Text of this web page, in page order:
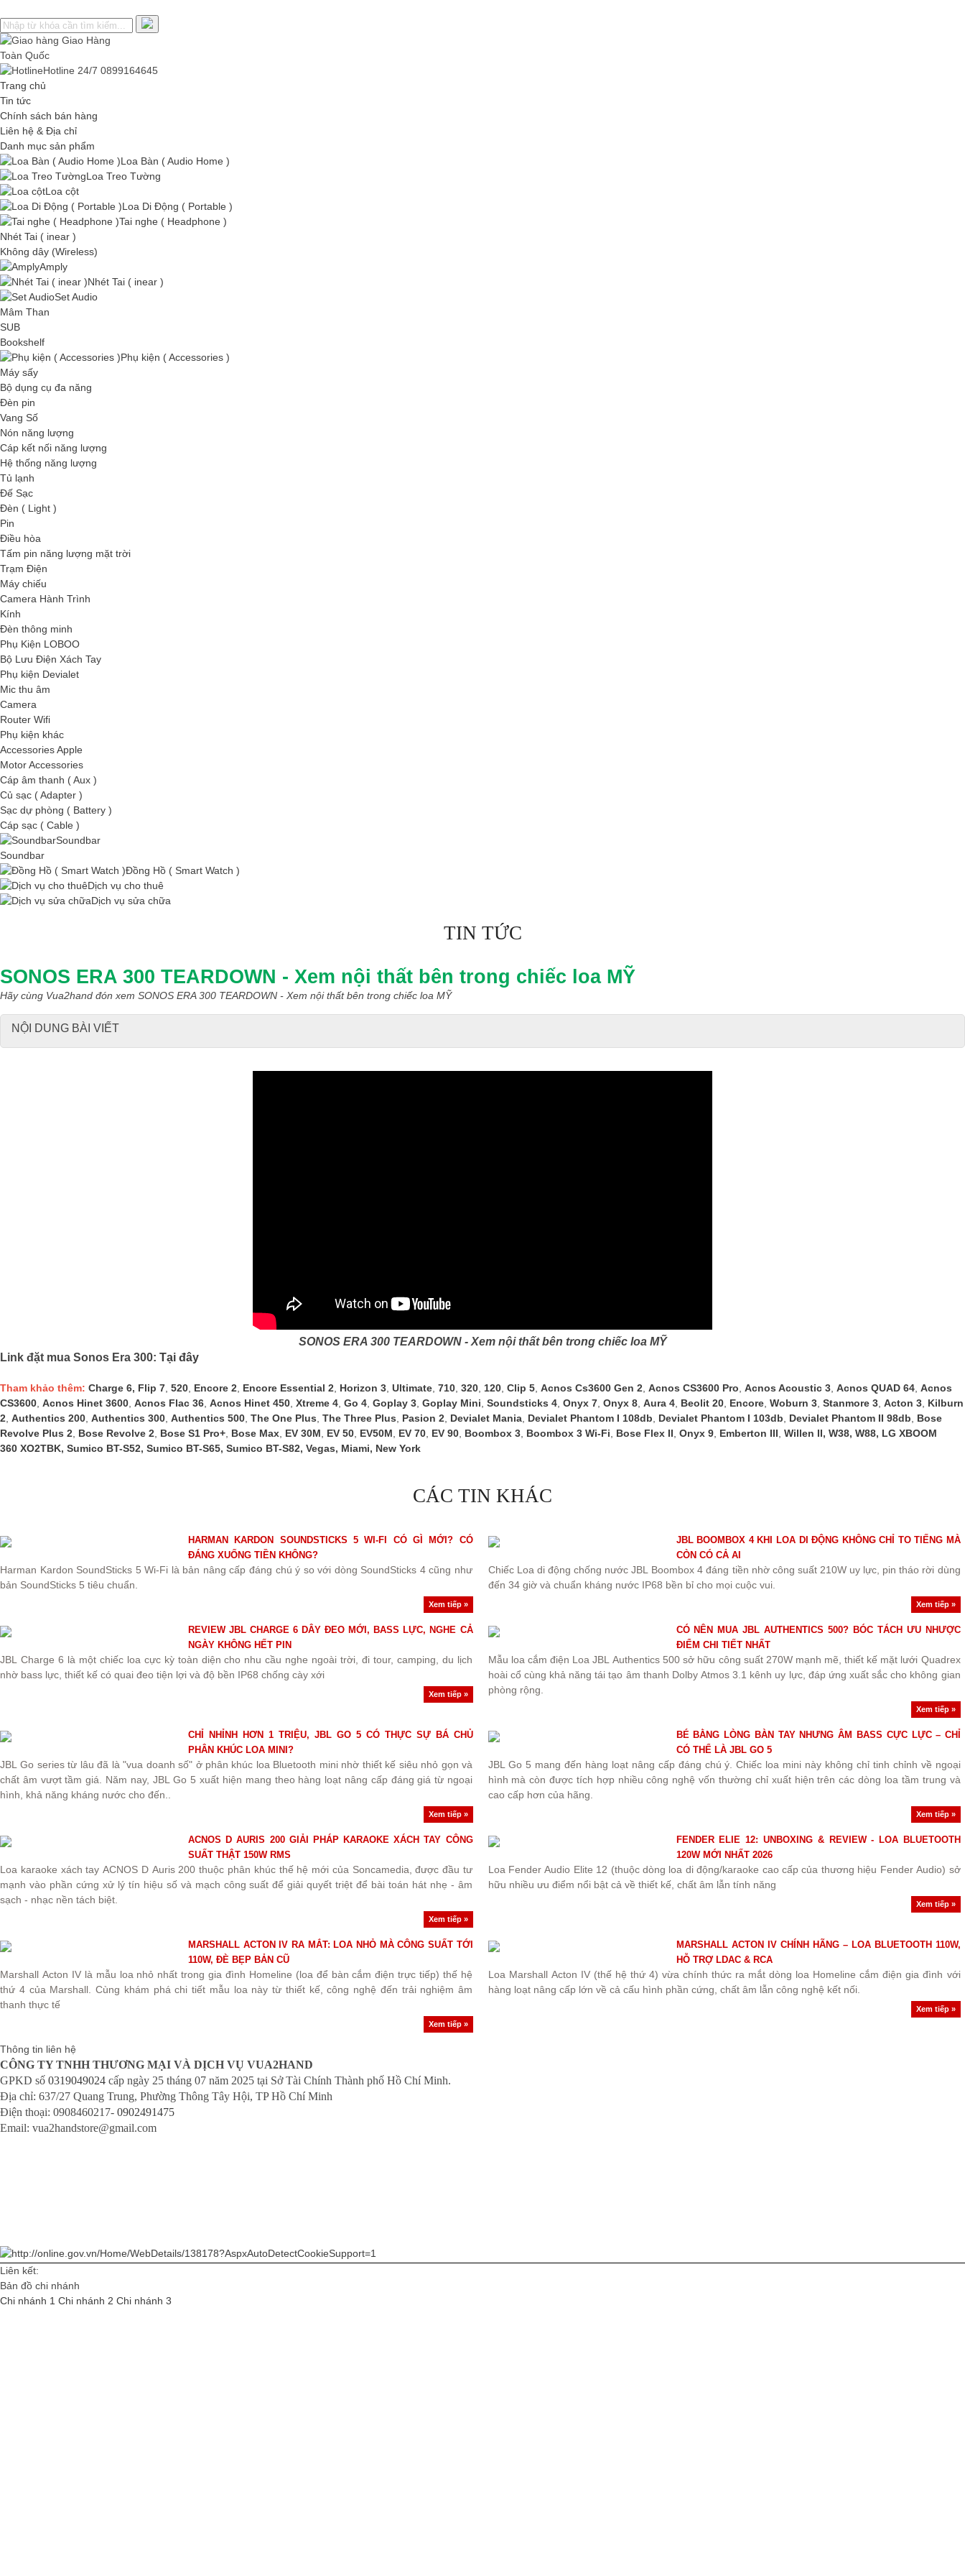
Giao Hàng
Toàn Quốc
Hotline 24/7 0899164645
Trang chủ
Tin tức
Chính sách bán hàng
Liên hệ & Địa chỉ
Danh mục sản phẩm
Loa Bàn ( Audio Home )
Loa Treo Tường
Loa cột
Loa Di Động ( Portable )
Tai nghe ( Headphone )
Nhét Tai ( inear )
Không dây (Wireless)
Amply
Nhét Tai ( inear )
Set Audio
Mâm Than
SUB
Bookshelf
Phụ kiện ( Accessories )
Máy sấy
Bộ dụng cụ đa năng
Đèn pin
Vang Số
Nón năng lượng
Cáp kết nối năng lượng
Hệ thống năng lượng
Tủ lạnh
Đế Sạc
Đèn ( Light )
Pin
Điều hòa
Tấm pin năng lượng mặt trời
Trạm Điện
Máy chiếu
Camera Hành Trình
Kính
Đèn thông minh
Phụ Kiện LOBOO
Bộ Lưu Điện Xách Tay
Phụ kiện Devialet
Mic thu âm
Camera
Router Wifi
Phụ kiện khác
Accessories Apple
Motor Accessories
Cáp âm thanh ( Aux )
Củ sạc ( Adapter )
Sạc dự phòng ( Battery )
Cáp sạc ( Cable )
Soundbar
Soundbar
Đồng Hồ ( Smart Watch )
Dịch vụ cho thuê
Dịch vụ sửa chữa
TIN TỨC
SONOS ERA 300 TEARDOWN - Xem nội thất bên trong chiếc loa MỸ
Hãy cùng Vua2hand đón xem SONOS ERA 300 TEARDOWN - Xem nội thất bên trong chiếc loa MỸ
NỘI DUNG BÀI VIẾT
SONOS ERA 300 TEARDOWN - Xem nội thất bên trong chiếc loa MỸ
Link đặt mua Sonos Era 300: Tại đây
Tham khảo thêm: Charge 6, Flip 7 520 Encore 2 Encore Essential 2 Horizon 3 Ultimate 710 320 120 Clip 5 Acnos Cs3600 Gen 2 Acnos CS3600 Pro Acnos Acoustic 3 Acnos QUAD 64 Acnos
CS3600 Acnos Hinet 3600 Acnos Flac 36 Acnos Hinet 450 Xtreme 4 Go 4 Goplay 3 Goplay Mini Soundsticks 4 Onyx 7 Onyx 8 Aura 4 Beolit 20 Encore Woburn 3 Stanmore 3 Acton 3 Kilburn
2 Authentics 200 Authentics 300 Authentics 500 The One Plus The Three Plus Pasion 2 Devialet Mania Devialet Phantom I 108db Devialet Phantom I 103db Devialet Phantom II 98db
Bose
Revolve Plus 2 Bose Revolve 2 Bose S1 Pro+ Bose Max EV 30M EV 50 EV50M EV 70 EV 90 Boombox 3 Boombox 3 Wi-Fi Bose Flex II Onyx 9 Emberton III Willen II, W38, W88, LG XBOOM
360 XO2TBK, Sumico BT-S52, Sumico BT-S65, Sumico BT-S82, Vegas, Miami, New York
CÁC TIN KHÁC
HARMAN KARDON SOUNDSTICKS 5 WI-FI CÓ GÌ MỚI? CÓ
ĐÁNG XUỐNG TIỀN KHÔNG?
Harman Kardon SoundSticks 5 Wi-Fi là bản nâng cấp đáng chú ý so với dòng SoundSticks 4 cũng như
bản SoundSticks 5 tiêu chuẩn.
Xem tiếp »
JBL BOOMBOX 4 KHI LOA DI ĐỘNG KHÔNG CHỈ TO TIẾNG MÀ
CÒN CÓ CẢ AI
Chiếc Loa di động chống nước JBL Boombox 4 đáng tiền nhờ công suất 210W uy lực, pin tháo rời dùng
đến 34 giờ và chuẩn kháng nước IP68 bền bỉ cho mọi cuộc vui.
Xem tiếp »
REVIEW JBL CHARGE 6 DÂY ĐEO MỚI, BASS LỰC, NGHE CẢ
NGÀY KHÔNG HẾT PIN
JBL Charge 6 là một chiếc loa cực kỳ toàn diện cho nhu cầu nghe ngoài trời, đi tour, camping, du lịch
nhờ bass lực, thiết kế có quai đeo tiện lợi và độ bền IP68 chống cày xới
Xem tiếp »
CÓ NÊN MUA JBL AUTHENTICS 500? BÓC TÁCH ƯU NHƯỢC
ĐIỂM CHI TIẾT NHẤT
Mẫu loa cắm điện Loa JBL Authentics 500 sở hữu công suất 270W mạnh mẽ, thiết kế mặt lưới Quadrex
hoài cổ cùng khả năng tái tạo âm thanh Dolby Atmos 3.1 kênh uy lực, đáp ứng xuất sắc cho không gian
phòng rộng.
Xem tiếp »
CHỈ NHỈNH HƠN 1 TRIỆU, JBL GO 5 CÓ THỰC SỰ BÁ CHỦ
PHÂN KHÚC LOA MINI?
JBL Go series từ lâu đã là "vua doanh số" ở phân khúc loa Bluetooth mini nhờ thiết kế siêu nhỏ gọn và
chất âm vượt tầm giá. Năm nay, JBL Go 5 xuất hiện mang theo hàng loạt nâng cấp đáng giá từ ngoại
hình, khả năng kháng nước cho đến..
Xem tiếp »
BÉ BẰNG LÒNG BÀN TAY NHƯNG ÂM BASS CỰC LỰC – CHỈ
CÓ THỂ LÀ JBL GO 5
JBL Go 5 mang đến hàng loạt nâng cấp đáng chú ý. Chiếc loa mini này không chỉ tinh chỉnh về ngoại
hình mà còn được tích hợp nhiều công nghệ vốn thường chỉ xuất hiện trên các dòng loa tầm trung và
cao cấp hơn của hãng.
Xem tiếp »
ACNOS D AURIS 200 GIẢI PHÁP KARAOKE XÁCH TAY CÔNG
SUẤT THẬT 150W RMS
Loa karaoke xách tay ACNOS D Auris 200 thuộc phân khúc thế hệ mới của Soncamedia, được đầu tư
mạnh vào phần cứng xử lý tín hiệu số và mạch công suất để giải quyết triệt để bài toán hát nhẹ - âm
sạch - nhạc nền tách biệt.
Xem tiếp »
FENDER ELIE 12: UNBOXING & REVIEW - LOA BLUETOOTH
120W MỚI NHẤT 2026
Loa Fender Audio Elite 12 (thuộc dòng loa di động/karaoke cao cấp của thương hiệu Fender Audio) sở
hữu nhiều ưu điểm nổi bật cả về thiết kế, chất âm lẫn tính năng
Xem tiếp »
MARSHALL ACTON IV RA MẮT: LOA NHỎ MÀ CÔNG SUẤT TỚI
110W, ĐÈ BẸP BẢN CŨ
Marshall Acton IV là mẫu loa nhỏ nhất trong gia đình Homeline (loa để bàn cắm điện trực tiếp) thế hệ
thứ 4 của Marshall. Cùng khám phá chi tiết mẫu loa này từ thiết kế, công nghệ đến trải nghiệm âm
thanh thực tế
Xem tiếp »
MARSHALL ACTON IV CHÍNH HÃNG – LOA BLUETOOTH 110W,
HỖ TRỢ LDAC & RCA
Loa Marshall Acton IV (thế hệ thứ 4) vừa chính thức ra mắt dòng loa Homeline cắm điện gia đình với
hàng loạt nâng cấp lớn về cả cấu hình phần cứng, chất âm lẫn công nghệ kết nối.
Xem tiếp »
Thông tin liên hệ
CÔNG TY TNHH THƯƠNG MẠI VÀ DỊCH VỤ VUA2HAND
GPKD số 0319049024 cấp ngày 25 tháng 07 năm 2025 tại Sở Tài Chính Thành phố Hồ Chí Minh.
Địa chỉ: 637/27 Quang Trung, Phường Thông Tây Hội, TP Hồ Chí Minh
Điện thoại: 0908460217- 0902491475
Email: vua2handstore@gmail.com
Liên kết:
Bản đồ chi nhánh
Chi nhánh 1 Chi nhánh 2 Chi nhánh 3